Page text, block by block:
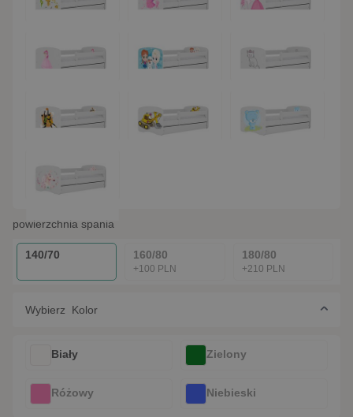
Wybierz Kolor
Biały Zielony
Różowy Niebieski
powierzchnia spania
140/70 160/80
+100 PLN
180/80
+210 PLN